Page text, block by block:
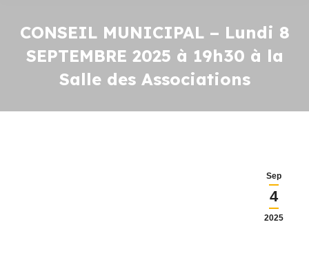
CONSEIL MUNICIPAL – Lundi 8
SEPTEMBRE 2025 à 19h30 à la
Salle des Associations
Sep
4
2025